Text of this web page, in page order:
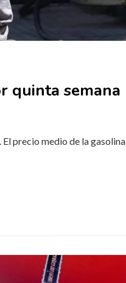
quinta semana
precio medio de la gasolina